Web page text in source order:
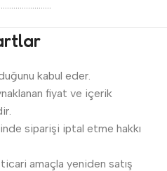
kabul eder.
fiyat ve içerik
siparişi iptal etme hakkı
amaçla yeniden satış